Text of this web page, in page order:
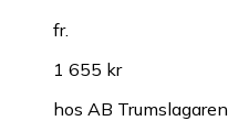
fr.
1 655 kr
hos AB Trumslagaren